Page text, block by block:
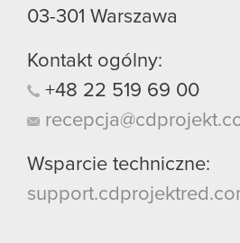
03-301 Warszawa
Kontakt ogólny:
+48 22 519 69 00
Wsparcie techniczne: